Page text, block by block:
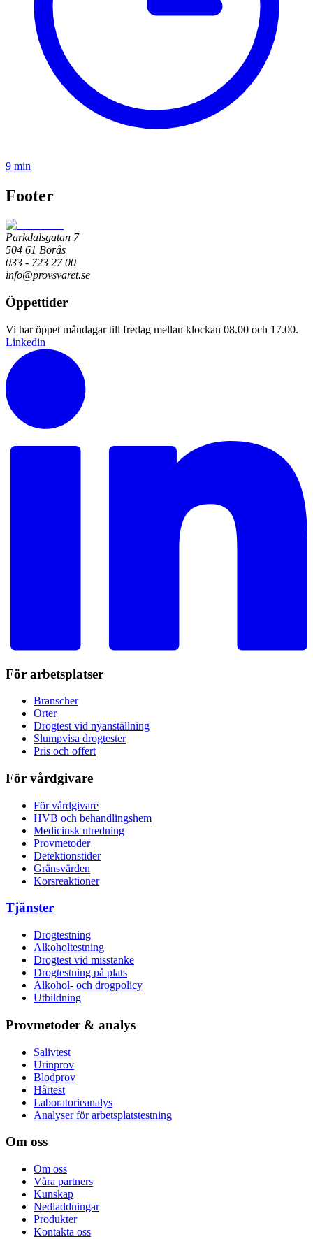
9 min
Footer
Parkdalsgatan 7
504 61 Borås
033 - 723 27 00
info@provsvaret.se
Öppettider
Vi har öppet måndagar till fredag mellan klockan 08.00 och 17.00.
Linkedin
För arbetsplatser
Branscher
Orter
Drogtest vid nyanställning
Slumpvisa drogtester
Pris och offert
För vårdgivare
För vårdgivare
HVB och behandlingshem
Medicinsk utredning
Provmetoder
Detektionstider
Gränsvärden
Korsreaktioner
Tjänster
Drogtestning
Alkoholtestning
Drogtest vid misstanke
Drogtestning på plats
Alkohol- och drogpolicy
Utbildning
Provmetoder & analys
Salivtest
Urinprov
Blodprov
Hårtest
Laboratorieanalys
Analyser för arbetsplatstestning
Om oss
Om oss
Våra partners
Kunskap
Nedladdningar
Produkter
Kontakta oss